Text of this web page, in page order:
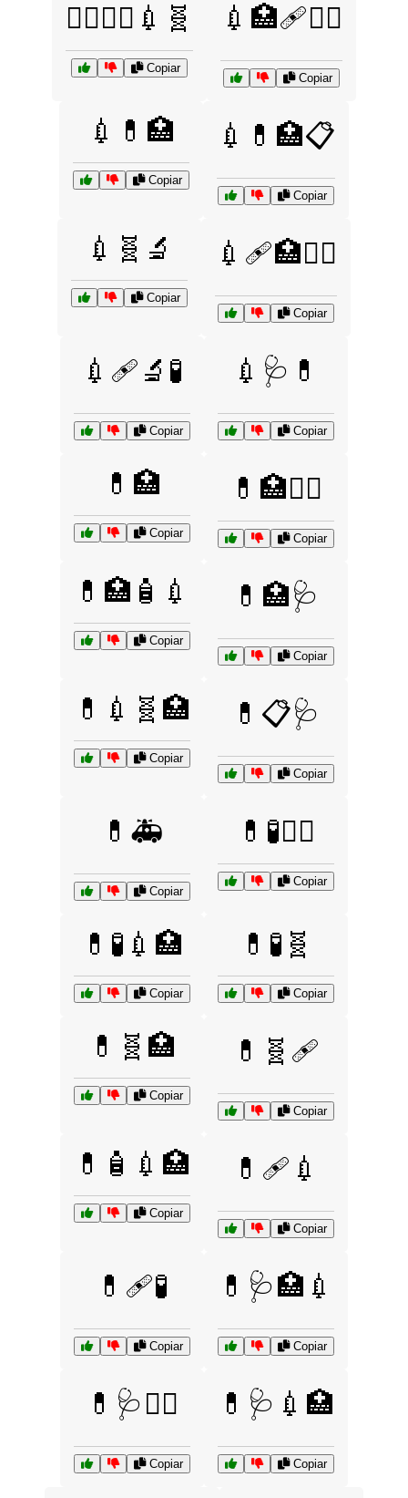
👩‍⚕️🧑‍⚕️💉🧬
Copiar
💉🏥🩹👨‍⚕️
Copiar
💉💊🏥
Copiar
💉💊🏥📋
Copiar
💉🧬🔬
Copiar
💉🩹🏥👩‍⚕️
Copiar
💉🩹🔬🧪
Copiar
💉🩺💊
Copiar
💊🏥
Copiar
💊🏥👩‍⚕️
Copiar
💊🏥🧴💉
Copiar
💊🏥🩺
Copiar
💊💉🧬🏥
Copiar
💊📋🩺
Copiar
💊🚑
Copiar
💊🧪👨‍⚕️
Copiar
💊🧪💉🏥
Copiar
💊🧪🧬
Copiar
💊🧬🏥
Copiar
💊🧬🩹
Copiar
💊🧴💉🏥
Copiar
💊🩹💉
Copiar
💊🩹🧪
Copiar
💊🩺🏥💉
Copiar
💊🩺👩‍⚕️
Copiar
💊🩺💉🏥
Copiar